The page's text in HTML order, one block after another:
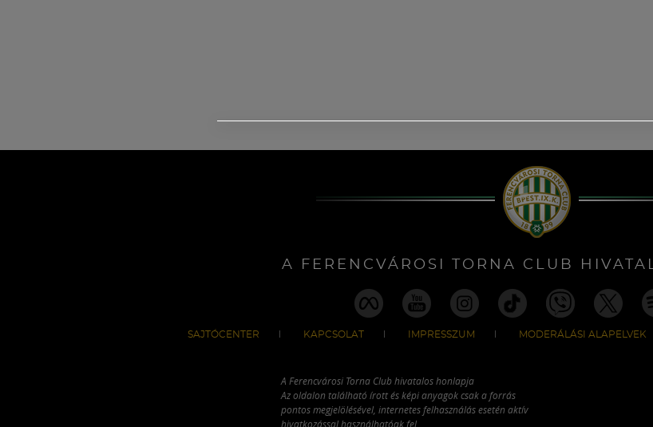
A FERENCVÁROSI TORNA CLUB
SAJTÓCENTER KAPCSOLAT IMPRESSZUM MODERÁLÁSI ALAPELVEK
A Ferencvárosi Torna Club hivatalos honlapja
Az oldalon található írott és képi anyagok csak a forrás
pontos megjelölésével, internetes felhasználás esetén aktív
hivatkozással használhatóak fel.